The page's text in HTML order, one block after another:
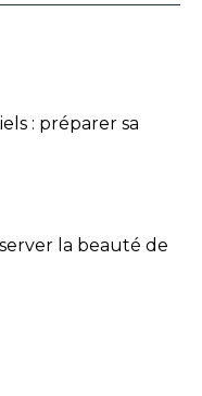
: préparer sa
la beauté de